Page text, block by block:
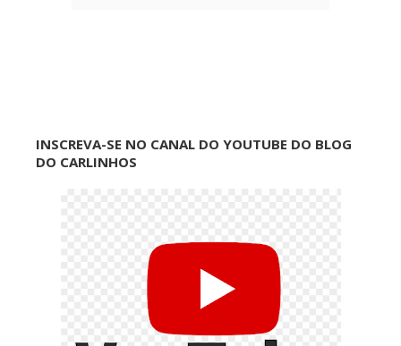
INSCREVA-SE NO CANAL DO YOUTUBE DO BLOG
DO CARLINHOS